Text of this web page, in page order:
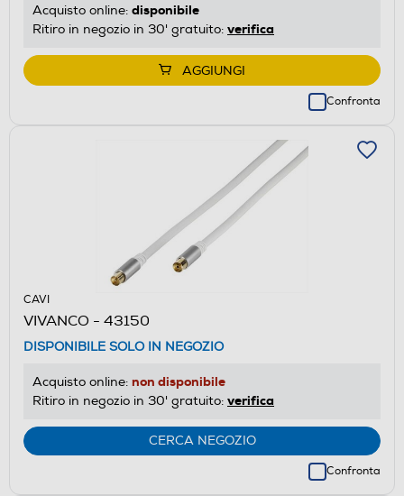
Acquisto online: disponibile
Ritiro in negozio in 30' gratuito: verifica
AGGIUNGI
Confronta
CAVI
VIVANCO - 43150
DISPONIBILE SOLO IN NEGOZIO
Acquisto online: non disponibile
Ritiro in negozio in 30' gratuito: verifica
CERCA NEGOZIO
Confronta